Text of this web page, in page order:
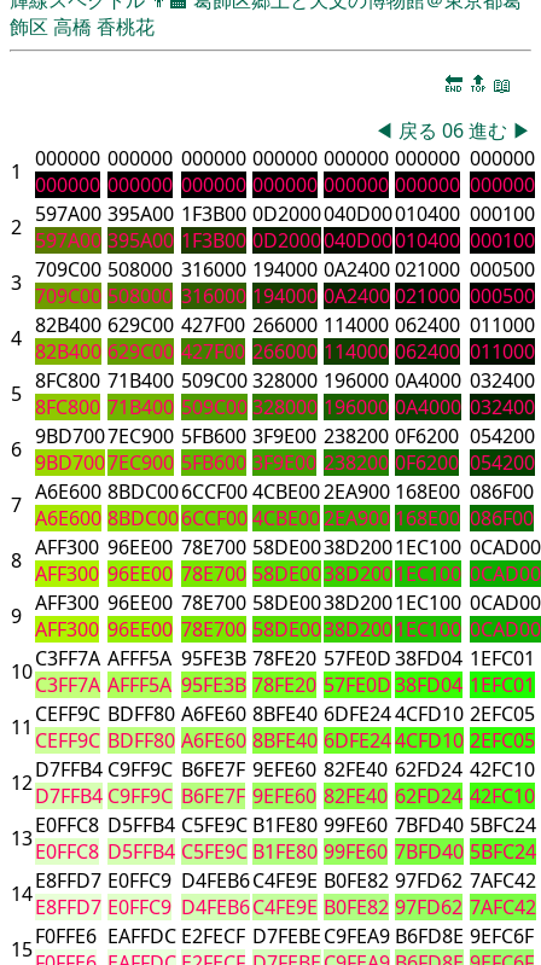
飾区 高橋 香桃花
🔚 🔝 📖
◀ 戻る 06進む ▶
1
000000
000000
000000
000000
000000
000000
000000
000000
000000
000000
000000
000000
000000
000000
2 597A00
597A00
395A00
395A00
1F3B00
1F3B00
0D2000
0D2000
040D00
040D00
010400
010400
000100
000100
3 709C00
709C00
508000
508000
316000
316000
194000
194000
0A2400
0A2400
021000
021000
000500
000500
4 82B400
82B400
629C00
629C00
427F00
427F00
266000
266000
114000
114000
062400
062400
011000
011000
5 8FC800
8FC800
71B400
71B400
509C00
509C00
328000
328000
196000
196000
0A4000
0A4000
032400
032400
6 9BD700
9BD700
7EC900
7EC900
5FB600
5FB600
3F9E00
3F9E00
238200
238200
0F6200
0F6200
054200
054200
7 A6E600
A6E600
8BDC00
8BDC00
6CCF00
6CCF00
4CBE00
4CBE00
2EA900
2EA900
168E00
168E00
086F00
086F00
8 AFF300
AFF300
96EE00
96EE00
78E700
78E700
58DE00
58DE00
38D200
38D200
1EC100
1EC100
0CAD00
0CAD00
9 AFF300
AFF300
96EE00
96EE00
78E700
78E700
58DE00
58DE00
38D200
38D200
1EC100
1EC100
0CAD00
0CAD00
10C3FF7A
C3FF7A
AFFF5A
AFFF5A
95FE3B
95FE3B
78FE20
78FE20
57FE0D
57FE0D
38FD04
38FD04
1EFC01
1EFC01
11 CEFF9C
CEFF9C
BDFF80
BDFF80
A6FE60
A6FE60
8BFE40
8BFE40
6DFE24
6DFE24
4CFD10
4CFD10
2EFC05
2EFC05
12D7FFB4
D7FFB4
C9FF9C
C9FF9C
B6FE7F
B6FE7F
9EFE60
9EFE60
82FE40
82FE40
62FD24
62FD24
42FC10
42FC10
13E0FFC8
E0FFC8
D5FFB4
D5FFB4
C5FE9C
C5FE9C
B1FE80
B1FE80
99FE60
99FE60
7BFD40
7BFD40
5BFC24
5BFC24
14E8FFD7
E8FFD7
E0FFC9
E0FFC9
D4FEB6
D4FEB6
C4FE9E
C4FE9E
B0FE82
B0FE82
97FD62
97FD62
7AFC42
7AFC42
15F0FFE6 EAFFDC E2FECF D7FEBEC9FEA9 B6FD8E 9EFC6F